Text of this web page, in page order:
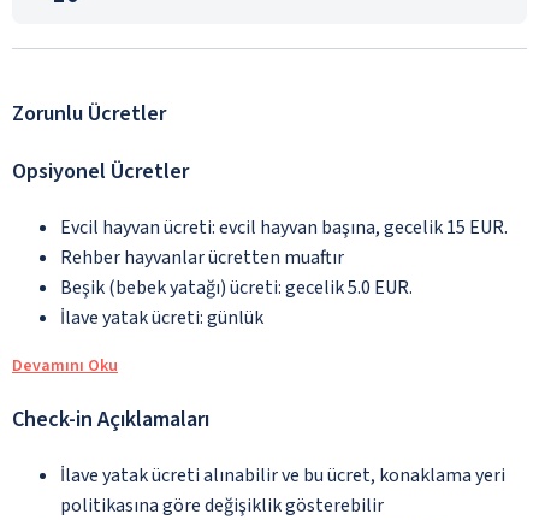
Zorunlu Ücretler
Opsiyonel Ücretler
Evcil hayvan ücreti: evcil hayvan başına, gecelik 15 EUR.
Rehber hayvanlar ücretten muaftır
Beşik (bebek yatağı) ücreti: gecelik 5.0 EUR.
İlave yatak ücreti: günlük
Devamını Oku
Check-in Açıklamaları
İlave yatak ücreti alınabilir ve bu ücret, konaklama yeri
politikasına göre değişiklik gösterebilir